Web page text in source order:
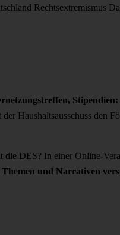
Rechtsextremismus
Stipendien:
Haushaltsausschuss den
DES? In einer Online-
und Narrativen